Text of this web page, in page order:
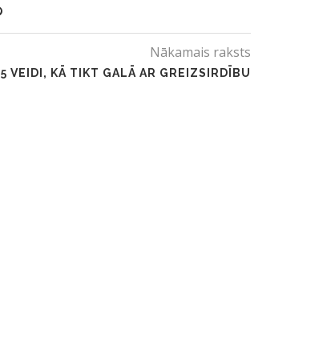
Nākamais raksts
5 VEIDI, KĀ TIKT GALĀ AR GREIZSIRDĪBU